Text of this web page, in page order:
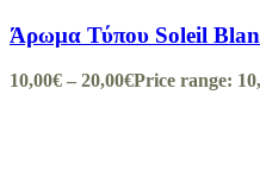
Άρωμα Τύπου Soleil
10,00€ – 20,00€Price range: